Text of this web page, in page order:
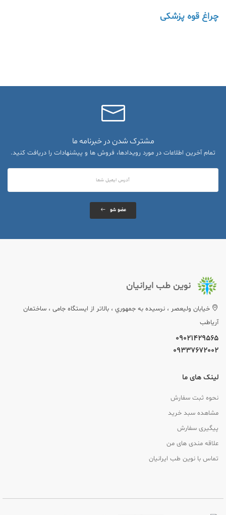
چراغ قوه پزشکی
مشترک شدن در خبرنامه ما
تمام آخرین اطلاعات در مورد رویدادها، فروش ها و پیشنهادات را دریافت کنید.
عضو شو
نوین طب ایرانیان
خيابان وليعصر ، نرسيده به جمهوري ، بالاتر از ایستگاه جامی ، ساختمان
آریاطب
09021429565
09337672002
لینک های ما
نحوه ثبت سفارش
مشاهده سبد خرید
پیگیری سفارش
علاقه مندی های من
تماس با نوین طب ایرانیان